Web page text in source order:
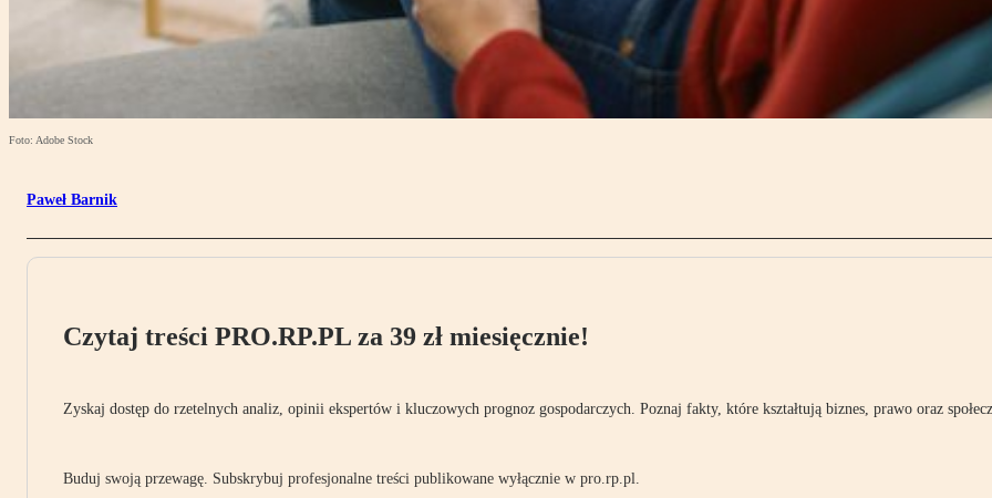
Foto: Adobe Stock
Paweł Barnik
Czytaj treści PRO.RP.PL za 39 zł miesięcznie!
Zyskaj dostęp do rzetelnych analiz, opinii ekspertów i kluczowych prognoz gospodarczych. Poznaj fakty, które kształtują biznes, prawo oraz
Buduj swoją przewagę. Subskrybuj profesjonalne treści publikowane wyłącznie w pro.rp.pl.